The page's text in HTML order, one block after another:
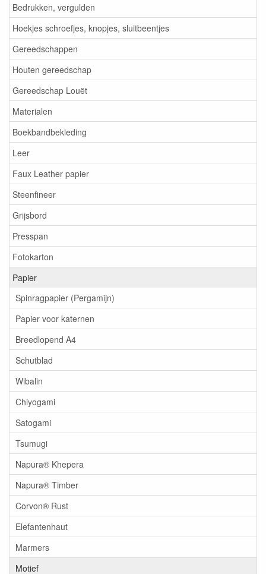
Bedrukken, vergulden
Hoekjes schroefjes, knopjes, sluitbeentjes
Gereedschappen
Houten gereedschap
Gereedschap Louët
Materialen
Boekbandbekleding
Leer
Faux Leather papier
Steenfineer
Grijsbord
Presspan
Fotokarton
Papier
Spinragpapier (Pergamijn)
Papier voor katernen
Breedlopend A4
Schutblad
Wibalin
Chiyogami
Satogami
Tsumugi
Napura® Khepera
Napura® Timber
Corvon® Rust
Elefantenhaut
Marmers
Motief